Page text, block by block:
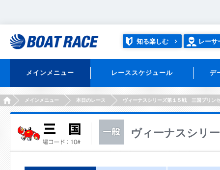
知る楽しむ レーサ
メインメニュー レーススケジュール デ
HOMEメインメニュー 本日のレース ヴィーナスシリーズ第１５戦 三国プリン
ヴィーナスシリ